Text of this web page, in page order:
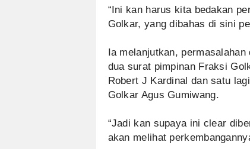
“Ini kan harus kita bedakan
Golkar, yang dibahas di sini
Ia melanjutkan,
dua surat pimpinan Fraksi
Robert J Kardinal dan satu
Golkar Agus Gumiwang.
“Jadi kan supaya ini clear
akan melihat